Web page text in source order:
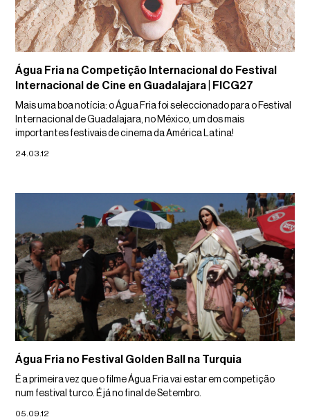
Água Fria na Competição Internacional do Festival
Internacional de Cine en Guadalajara | FICG27
Mais uma boa notícia: o Água Fria foi seleccionado para o Festival
Internacional de Guadalajara, no México, um dos mais
importantes festivais de cinema da América Latina!
24.03.12
Água Fria no Festival Golden Ball na Turquia
É a primeira vez que o filme Água Fria vai estar em competição
num festival turco. É já no final de Setembro.
05.09.12